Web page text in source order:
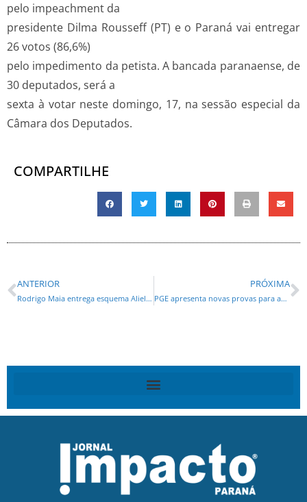
pelo impeachment da
presidente Dilma Rousseff (PT) e o Paraná vai entregar
26 votos (86,6%)
pelo impedimento da petista. A bancada paranaense, de
30 deputados, será a
sexta à votar neste domingo, 17, na sessão especial da
Câmara dos Deputados.
COMPARTILHE
ANTERIOR
Rodrigo Maia entrega esquema Aliel-Requião contra o impeachment*
PRÓXIMA
PGE apresenta novas provas para anular delação de auditor na Operação Publicano